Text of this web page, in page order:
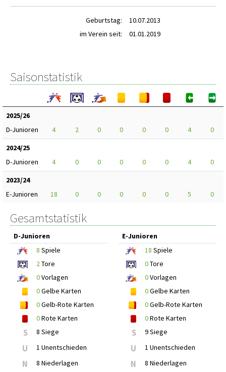
Geburtstag:
10.07.2013
im Verein seit:
01.01.2019
Saisonstatistik
2025/26
D-Junioren
4 2 0 0 0 0 4
0
2024/25
D-Junioren
4 0 0 0 0 0 4
0
2023/24
E-Junioren
18 0 0 0 0 0 5 0
Gesamtstatistik
D-Junioren
8 Spiele
2Tore
0Vorlagen
0Gelbe Karten
0Gelb-Rote Karten
0Rote Karten
S 8 Siege
U 1 Unentschieden
N 8 Niederlagen
E-Junioren
18 Spiele
0Tore
0Vorlagen
0Gelbe Karten
0Gelb-Rote Karten
0Rote Karten
S 9 Siege
U 1 Unentschieden
N 8 Niederlagen